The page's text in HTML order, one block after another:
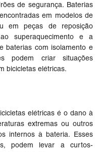
de segurança. Baterias
em modelos de
em peças de reposição
superaquecimento e a
baterias com isolamento e
podem criar situações
bicicletas elétricas.
elétricas é o dano à
extremas ou outros
internos à bateria. Esses
podem levar a curtos-